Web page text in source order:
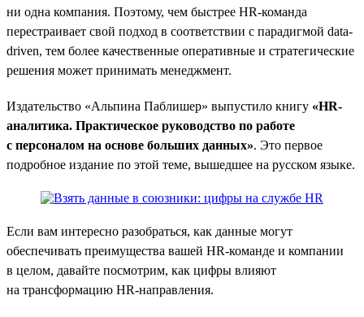
ни одна компания. Поэтому, чем быстрее HR-команда
перестраивает свой подход в соответствии с парадигмой data-
driven, тем более качественные оперативные и стратегические
решения может принимать менеджмент.
Издательство «Альпина Паблишер» выпустило книгу «HR-
аналитика. Практическое руководство по работе
с персоналом на основе больших данных». Это первое
подробное издание по этой теме, вышедшее на русском языке.
Если вам интересно разобраться, как данные могут
обеспечивать преимущества вашей HR-команде и компании
в целом, давайте посмотрим, как цифры влияют
на трансформацию HR-направления.